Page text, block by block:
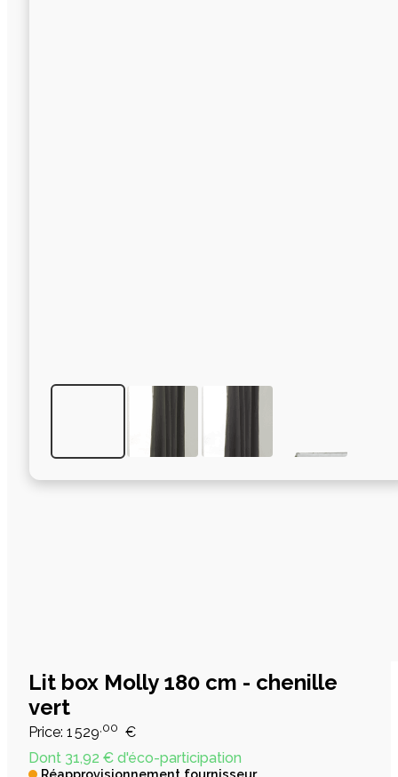
Lit box Molly 180 cm - chenille
vert
Price: 1 529 ,00 €
Dont 31,92 € d'éco-participation